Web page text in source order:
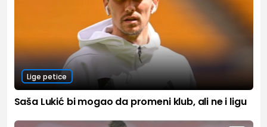
Lige petice
Saša Lukić bi mogao da promeni klub, ali ne i ligu